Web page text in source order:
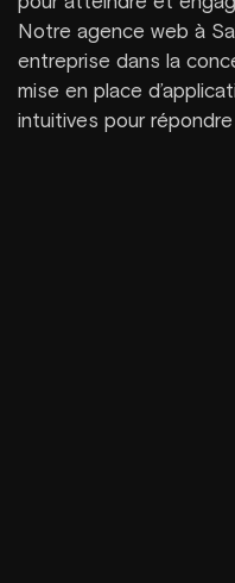
Notre agence web à
entreprise dans la
mise en place
intuitives pour